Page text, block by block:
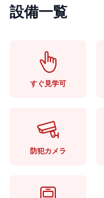
設備一覧
すぐ見学可
防犯カメラ